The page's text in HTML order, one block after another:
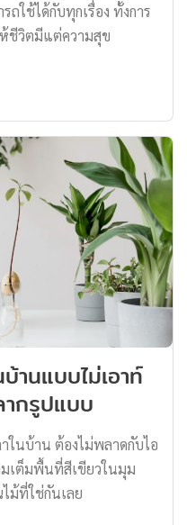
ถใช้ได้กับทุกเรื่อง ทั้งการ
ห้ชีวิตมีแต่ความสุข
านแบบไม่เอาท์
กรูปแบบ
นบ้าน ต้องไม่พลาดกับไอ
มเต็มพื้นที่สีเขียวในมุม
ม้ที่ใช่กันเลย